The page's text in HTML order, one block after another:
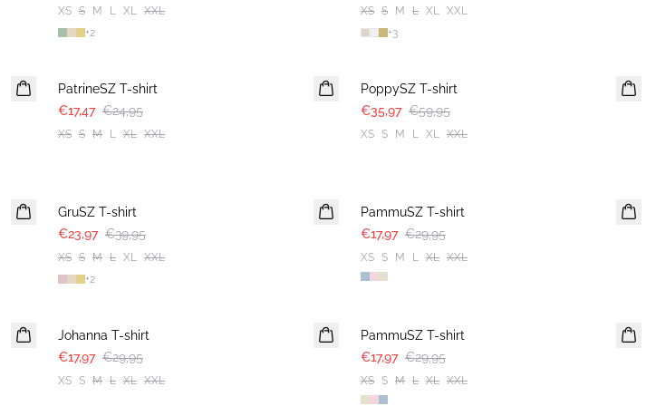
XS S M L XL XXL
+2
XS S M L XL XXL
+3
PatrineSZ T-shirt
€17,47 €24,95
XS S M L XL XXL
PoppySZ T-shirt
€35,97 €59,95
XS S M L XL XXL
GruSZ T-shirt
€23,97 €39,95
XS S M L XL XXL
+2
PammuSZ T-shirt
€17,97 €29,95
XS S M L XL XXL
Johanna T-shirt
€17,97 €29,95
XS S M L XL XXL
PammuSZ T-shirt
€17,97 €29,95
XS S M L XL XXL